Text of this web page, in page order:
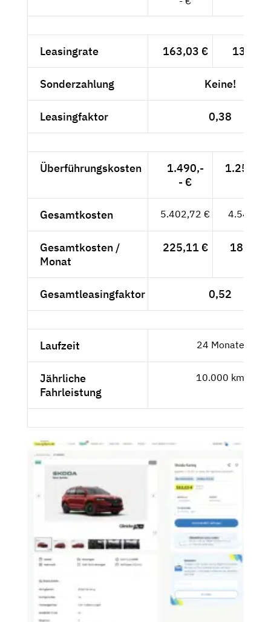
Leasingrate 163,03 € 137,--
Sonderzahlung Keine!
Leasingfaktor 0,38
Überführungskosten
1.490,-
- €
Gesamtkosten 5.402,72 € 4.540,10
Gesamtkosten /
Monat
225,11 € 189,17
Gesamtleasingfaktor 0,52
Laufzeit 24 Monate
Jährliche
Fahrleistung
10.000 km